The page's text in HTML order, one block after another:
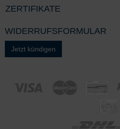
ZERTIFIKATE
WIDERRUFSFORMULAR
Jetzt kündigen